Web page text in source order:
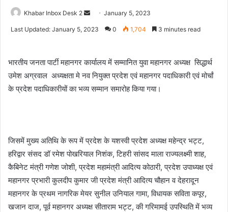
Khabar Inbox Desk 2
SendJanuary 5, 2023
Last Updated: January 5, 2023 0 1,704 3 minutes read
भारतीय जनता पार्टी महानगर कार्यालय में सम्मानित युवा महानगर अध्यक्ष सिद्धार्थ
उमेश अग्रवाल अध्यक्षता मे नव नियुक्त प्रदेश एवं महानगर पदाधिकारी एवं मोर्चां
के प्रदेश पदाधिकारीयों का भव्य सम्मान समारोह किया गया।
जिसमें मुख्य अतिथि के रूप में प्रदेश के यशस्वी प्रदेश अध्यक्ष महेन्द्र भट्ट,
हरिद्वार संसद डॉ रमेश पोखरियाल निशंक, टिहरी सांसद माला राज्यलक्ष्मी शाह,
कैबिनेट मंत्री गणेश जोशी, प्रदेश महामंत्री आदित्य कोठारी, प्रदेश उपाध्यक्ष एवं
महानगर प्रभारी कुलदीप कुमार जी प्रदेश मंत्री आदित्य चौहान व देहरादून
महानगर के प्रथम नागरिक मेयर सुनील उनियाल गामा, विधायक सविता कपूर,
खजान दाज, पूर्व महानगर अध्यक्ष सीताराम भट्ट, की गरिमामई उपस्थिति में भव्य